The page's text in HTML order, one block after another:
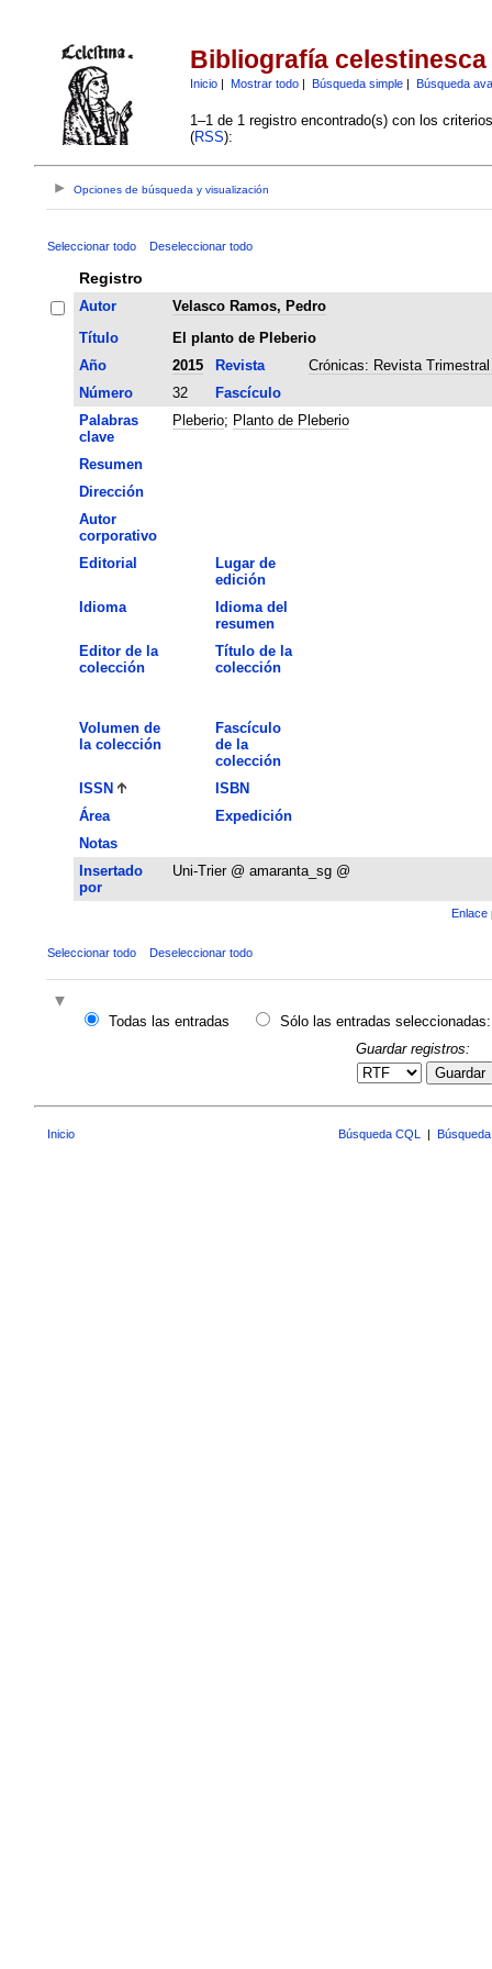
Bibliografía celestinesca
Inicio| Mostrar todo| Búsqueda simple| Búsqueda
1–1 de 1 registro encontrado(s) con los
(RSS):
Opciones de búsqueda y visualización
Seleccionar todo Deseleccionar todo
Registro
Autor
Velasco Ramos, Pedro
Título
El planto de Pleberio
Año
2015 Revista
Crónicas: Revista
Número
32
Fascículo
Palabras
clave
Pleberio; Planto de Pleberio
Resumen
Dirección
Autor
corporativo
Editorial
Lugar de
edición
Idioma
Idioma del
resumen
Editor de la
colección
Título de la
colección
Volumen de
la colección
Fascículo
de la
colección
ISSN
ISBN
Área
Expedición
Notas
Insertado
por
Uni-Trier @ amaranta_sg @
Enlace
Seleccionar todo Deseleccionar todo
Todas las entradas
Sólo las entradas seleccionadas:
Guardar registros:
Guardar
Inicio Búsqueda CQL